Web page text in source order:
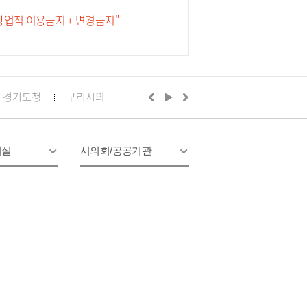
적 이용금지 + 변경금지"
경기도청 구리시의회 경기도의회 구리상담소
시의회/공공기관